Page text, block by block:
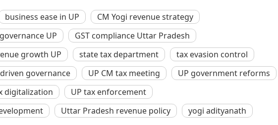
business ease in UP
CM Yogi revenue strategy
UP
GST compliance Uttar Pradesh
growth UP state tax department
tax evasion control
governance UP CM tax meeting
UP government reforms
digitalization
UP tax enforcement
Uttar Pradesh revenue policy yogi adityanath